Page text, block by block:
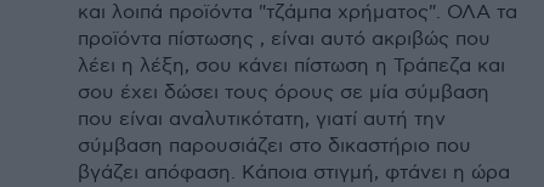
και λοιπά προϊόντα "τζάμπα χρήματος". ΟΛΑ τα
προϊόντα πίστωσης , είναι αυτό ακριβώς που
λέει η λέξη, σου κάνει πίστωση η Τράπεζα και
σου έχει δώσει τους όρους σε μία σύμβαση
που είναι αναλυτικότατη, γιατί αυτή την
σύμβαση παρουσιάζει στο δικαστήριο που
βγάζει απόφαση. Κάποια στιγμή, φτάνει η ώρα